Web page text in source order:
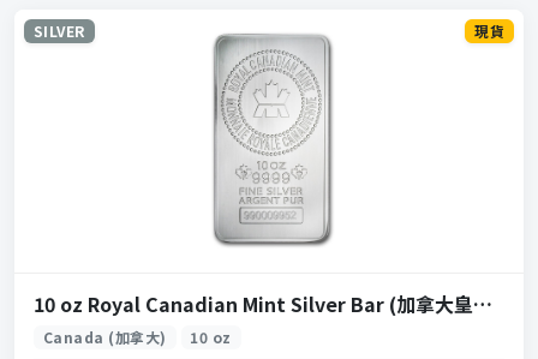
SILVER 現貨
10 oz Royal Canadian Mint Silver Bar (加拿大皇家鑄幣廠銀條 10盎司)
Canada (加拿大) 10 oz